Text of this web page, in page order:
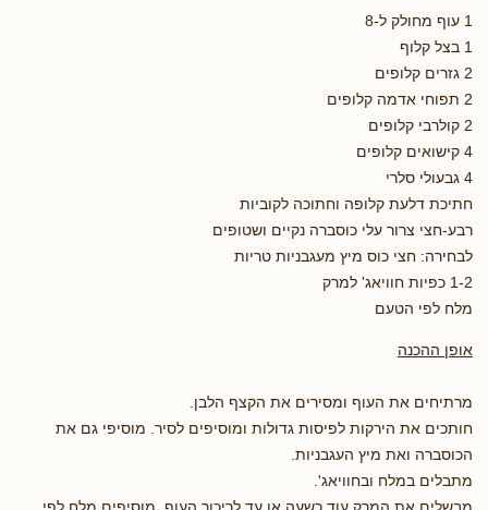
1 עוף מחולק ל-8
1 בצל קלוף
2 גזרים קלופים
2 תפוחי אדמה קלופים
2 קולרבי קלופים
4 קישואים קלופים
4 גבעולי סלרי
חתיכת דלעת קלופה וחתוכה לקוביות
רבע-חצי צרור עלי כוסברה נקיים ושטופים
לבחירה: חצי כוס מיץ מעגבניות טריות
1-2 כפיות חוויאג' למרק
מלח לפי הטעם
אופן ההכנה
מרתיחים את העוף ומסירים את הקצף הלבן.
חותכים את הירקות לפיסות גדולות ומוסיפים לסיר. מוסיפי גם את
הכוסברה ואת מיץ העגבניות.
מתבלים במלח ובחוויאג'.
מבשלים את המרק עוד כשעה או עד לריכוך העוף. מוסיפים מלח לפי